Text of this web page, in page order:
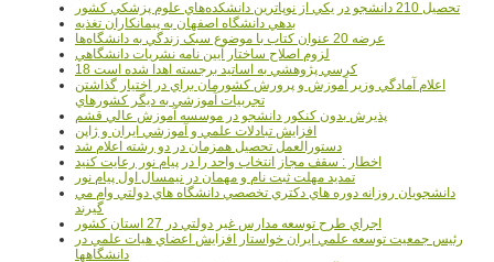
تحصيل 210 دانشجو در يکي از نوپاترين دانشکده‌هاي علوم پزشکي کشور
بدهي دانشگاه اصفهان به پيمانکاران تغذيه
عرضه 20 عنوان کتاب با موضوع سبک زندگي به دانشگاه‌ها
لزوم اصلاح ساختار آيين نامه نشريات دانشگاهي
18 کرسي پژوهشي به اساتيد برجسته اهدا شده است
اعلام آمادگي وزير آموزش و پرورش کشورمان براي در اختيار گذاشتن
تجربيات آموزشي به ديگر کشورهاي
پذيرش بدون کنکور دانشجو در موسسه آموزش عالي قشم
افزايش تبادلات علمي و آموزشي ايران و ژاپن
دستورالعمل تحصیل همزمان در دو رشته اعلام شد
اخطار : سقف مجاز انتخاب واحد را در پیام نور رعایت کنید
تمدید مهلت ثبت نام و مهمان در نیمسال اول پیام نور
دانشجويان روزانه دوره هاي دكتري تخصصي دانشگاه هاي دولتي وام مي
گيرند
اجراي طرح توسعه مدارس غير دولتي در 27 استان کشور
رئيس جمعيت توسعه علمي ايران خواستار افزايش اعضاي هيات علمي در
دانشگاهها